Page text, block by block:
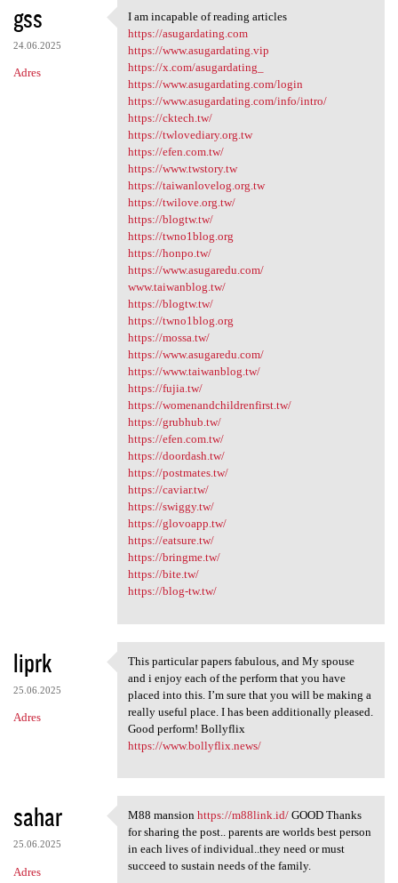
gss
24.06.2025
Adres
I am incapable of reading
I am incapable of reading articles
https://asugardating.com
https://www.asugardating.vip
https://x.com/asugardating_
https://www.asugardating.com/login
https://www.asugardating.com/info/intro/
https://cktech.tw/
https://twlovediary.org.tw
https://efen.com.tw/
https://www.twstory.tw
https://taiwanlovelog.org.tw
https://twilove.org.tw/
https://blogtw.tw/
https://twno1blog.org
https://honpo.tw/
https://www.asugaredu.com/
www.taiwanblog.tw/
https://blogtw.tw/
https://twno1blog.org
https://mossa.tw/
https://www.asugaredu.com/
https://www.taiwanblog.tw/
https://fujia.tw/
https://womenandchildrenfirst.tw/
https://grubhub.tw/
https://efen.com.tw/
https://doordash.tw/
https://postmates.tw/
https://caviar.tw/
https://swiggy.tw/
https://glovoapp.tw/
https://eatsure.tw/
https://bringme.tw/
https://bite.tw/
https://blog-tw.tw/
liprk
25.06.2025
Adres
This particular papers
This particular papers fabulous, and My spouse
and i enjoy each of the perform that you have
placed into this. I’m sure that you will be making a
really useful place. I has been additionally pleased.
Good perform! Bollyflix
https://www.bollyflix.news/
sahar
25.06.2025
Adres
M88 mansion https://m88link
M88 mansion https://m88link.id/GOOD Thanks
for sharing the post.. parents are worlds best person
in each lives of individual..they need or must
succeed to sustain needs of the family.